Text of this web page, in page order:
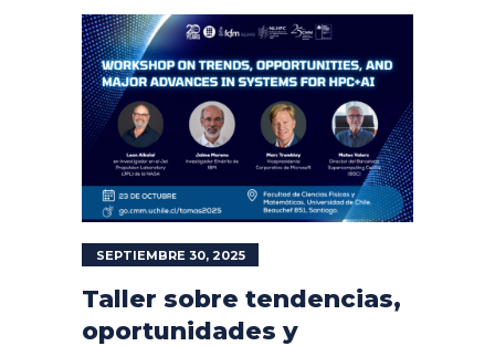
SEPTIEMBRE 30, 2025
Taller sobre tendencias,
oportunidades y